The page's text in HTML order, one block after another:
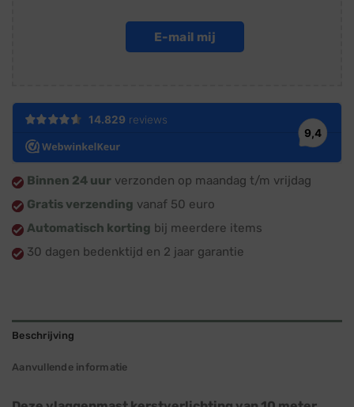
E-mail mij
Binnen 24 uur verzonden op maandag t/m vrijdag
Gratis verzending vanaf 50 euro
Automatisch korting bij meerdere items
30 dagen bedenktijd en 2 jaar garantie
Beschrijving
Aanvullende informatie